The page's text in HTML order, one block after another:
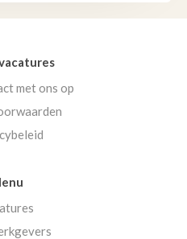
met ons op